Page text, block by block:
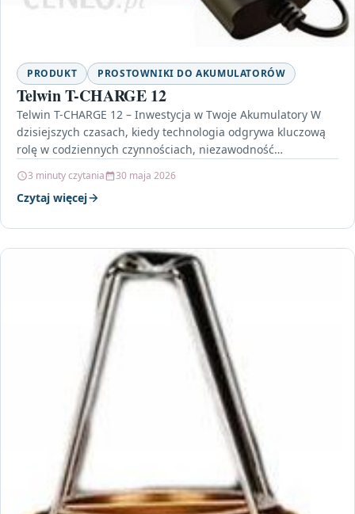
PRODUKT PROSTOWNIKI DO AKUMULATORÓW
Telwin T-CHARGE 12
Telwin T-CHARGE 12 – Inwestycja w Twoje Akumulatory W
dzisiejszych czasach, kiedy technologia odgrywa kluczową
rolę w codziennych czynnościach, niezawodność
3 minuty czytania 30 maja 2026
Czytaj więcej